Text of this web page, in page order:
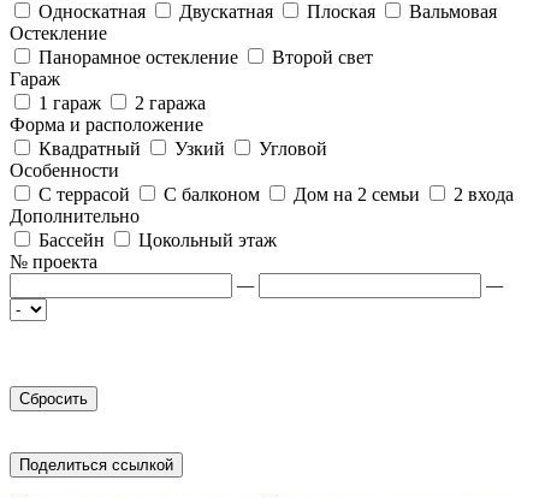
Односкатная
Двускатная Плоская
Вальмовая
Остекление
Панорамное остекление
Второй свет
Гараж
1 гараж
2 гаража
Форма и расположение
Квадратный
Узкий
Угловой
Особенности
С террасой
С балконом Дом на 2 семьи
2 входа
Дополнительно
Бассейн
Цокольный этаж
№ проекта
—
—
Поделиться ссылкой